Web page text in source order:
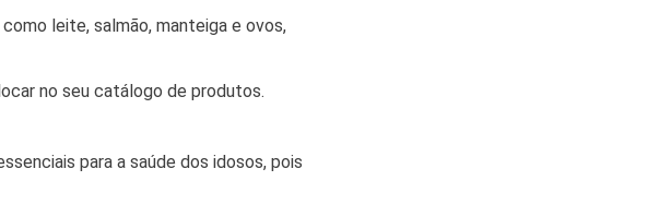
leite, salmão, manteiga e ovos,
no seu catálogo de produtos.
para a saúde dos idosos, pois